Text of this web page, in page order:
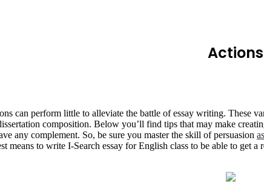
can perform little to alleviate the battle of essay writing.
composition. Below you’ll find tips that may make
any complement. So, be sure you master the skill of persuasion
means to write I-Search essay for English class to be able to